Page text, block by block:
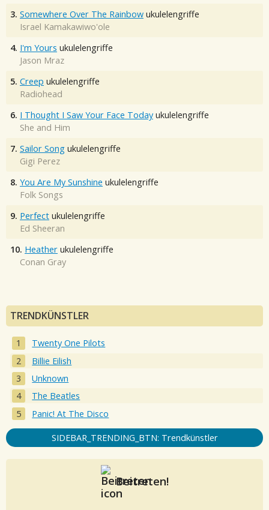
3. Somewhere Over The Rainbow ukulelengriffe
Israel Kamakawiwo'ole
4. I'm Yours ukulelengriffe
Jason Mraz
5. Creep ukulelengriffe
Radiohead
6. I Thought I Saw Your Face Today ukulelengriffe
She and Him
7. Sailor Song ukulelengriffe
Gigi Perez
8. You Are My Sunshine ukulelengriffe
Folk Songs
9. Perfect ukulelengriffe
Ed Sheeran
10. Heather ukulelengriffe
Conan Gray
TRENDKÜNSTLER
Twenty One Pilots
Billie Eilish
Unknown
The Beatles
Panic! At The Disco
SIDEBAR_TRENDING_BTN: Trendkünstler
Beitreten!